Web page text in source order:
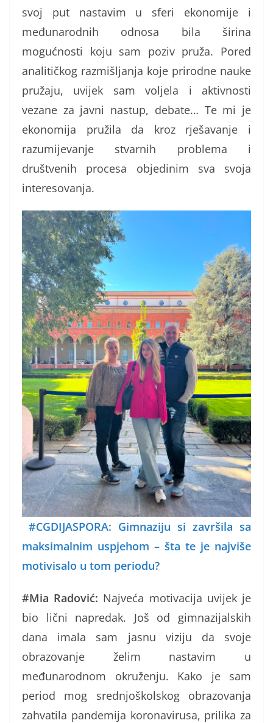
svoj put nastavim u sferi ekonomije i
međunarodnih odnosa bila širina
mogućnosti koju sam poziv pruža. Pored
analitičkog razmišljanja koje prirodne nauke
pružaju, uvijek sam voljela i aktivnosti
vezane za javni nastup, debate… Te mi je
ekonomija pružila da kroz rješavanje i
razumijevanje stvarnih problema i
društvenih procesa objedinim sva svoja
interesovanja.
#CGDIJASPORA: Gimnaziju si završila sa
maksimalnim uspjehom – šta te je najviše
motivisalo u tom periodu?
#Mia Radović: Najveća motivacija uvijek je
bio lični napredak. Još od gimnazijalskih
dana imala sam jasnu viziju da svoje
obrazovanje želim nastavim u
međunarodnom okruženju. Kako je sam
period mog srednjoškolskog obrazovanja
zahvatila pandemija koronavirusa, prilika za